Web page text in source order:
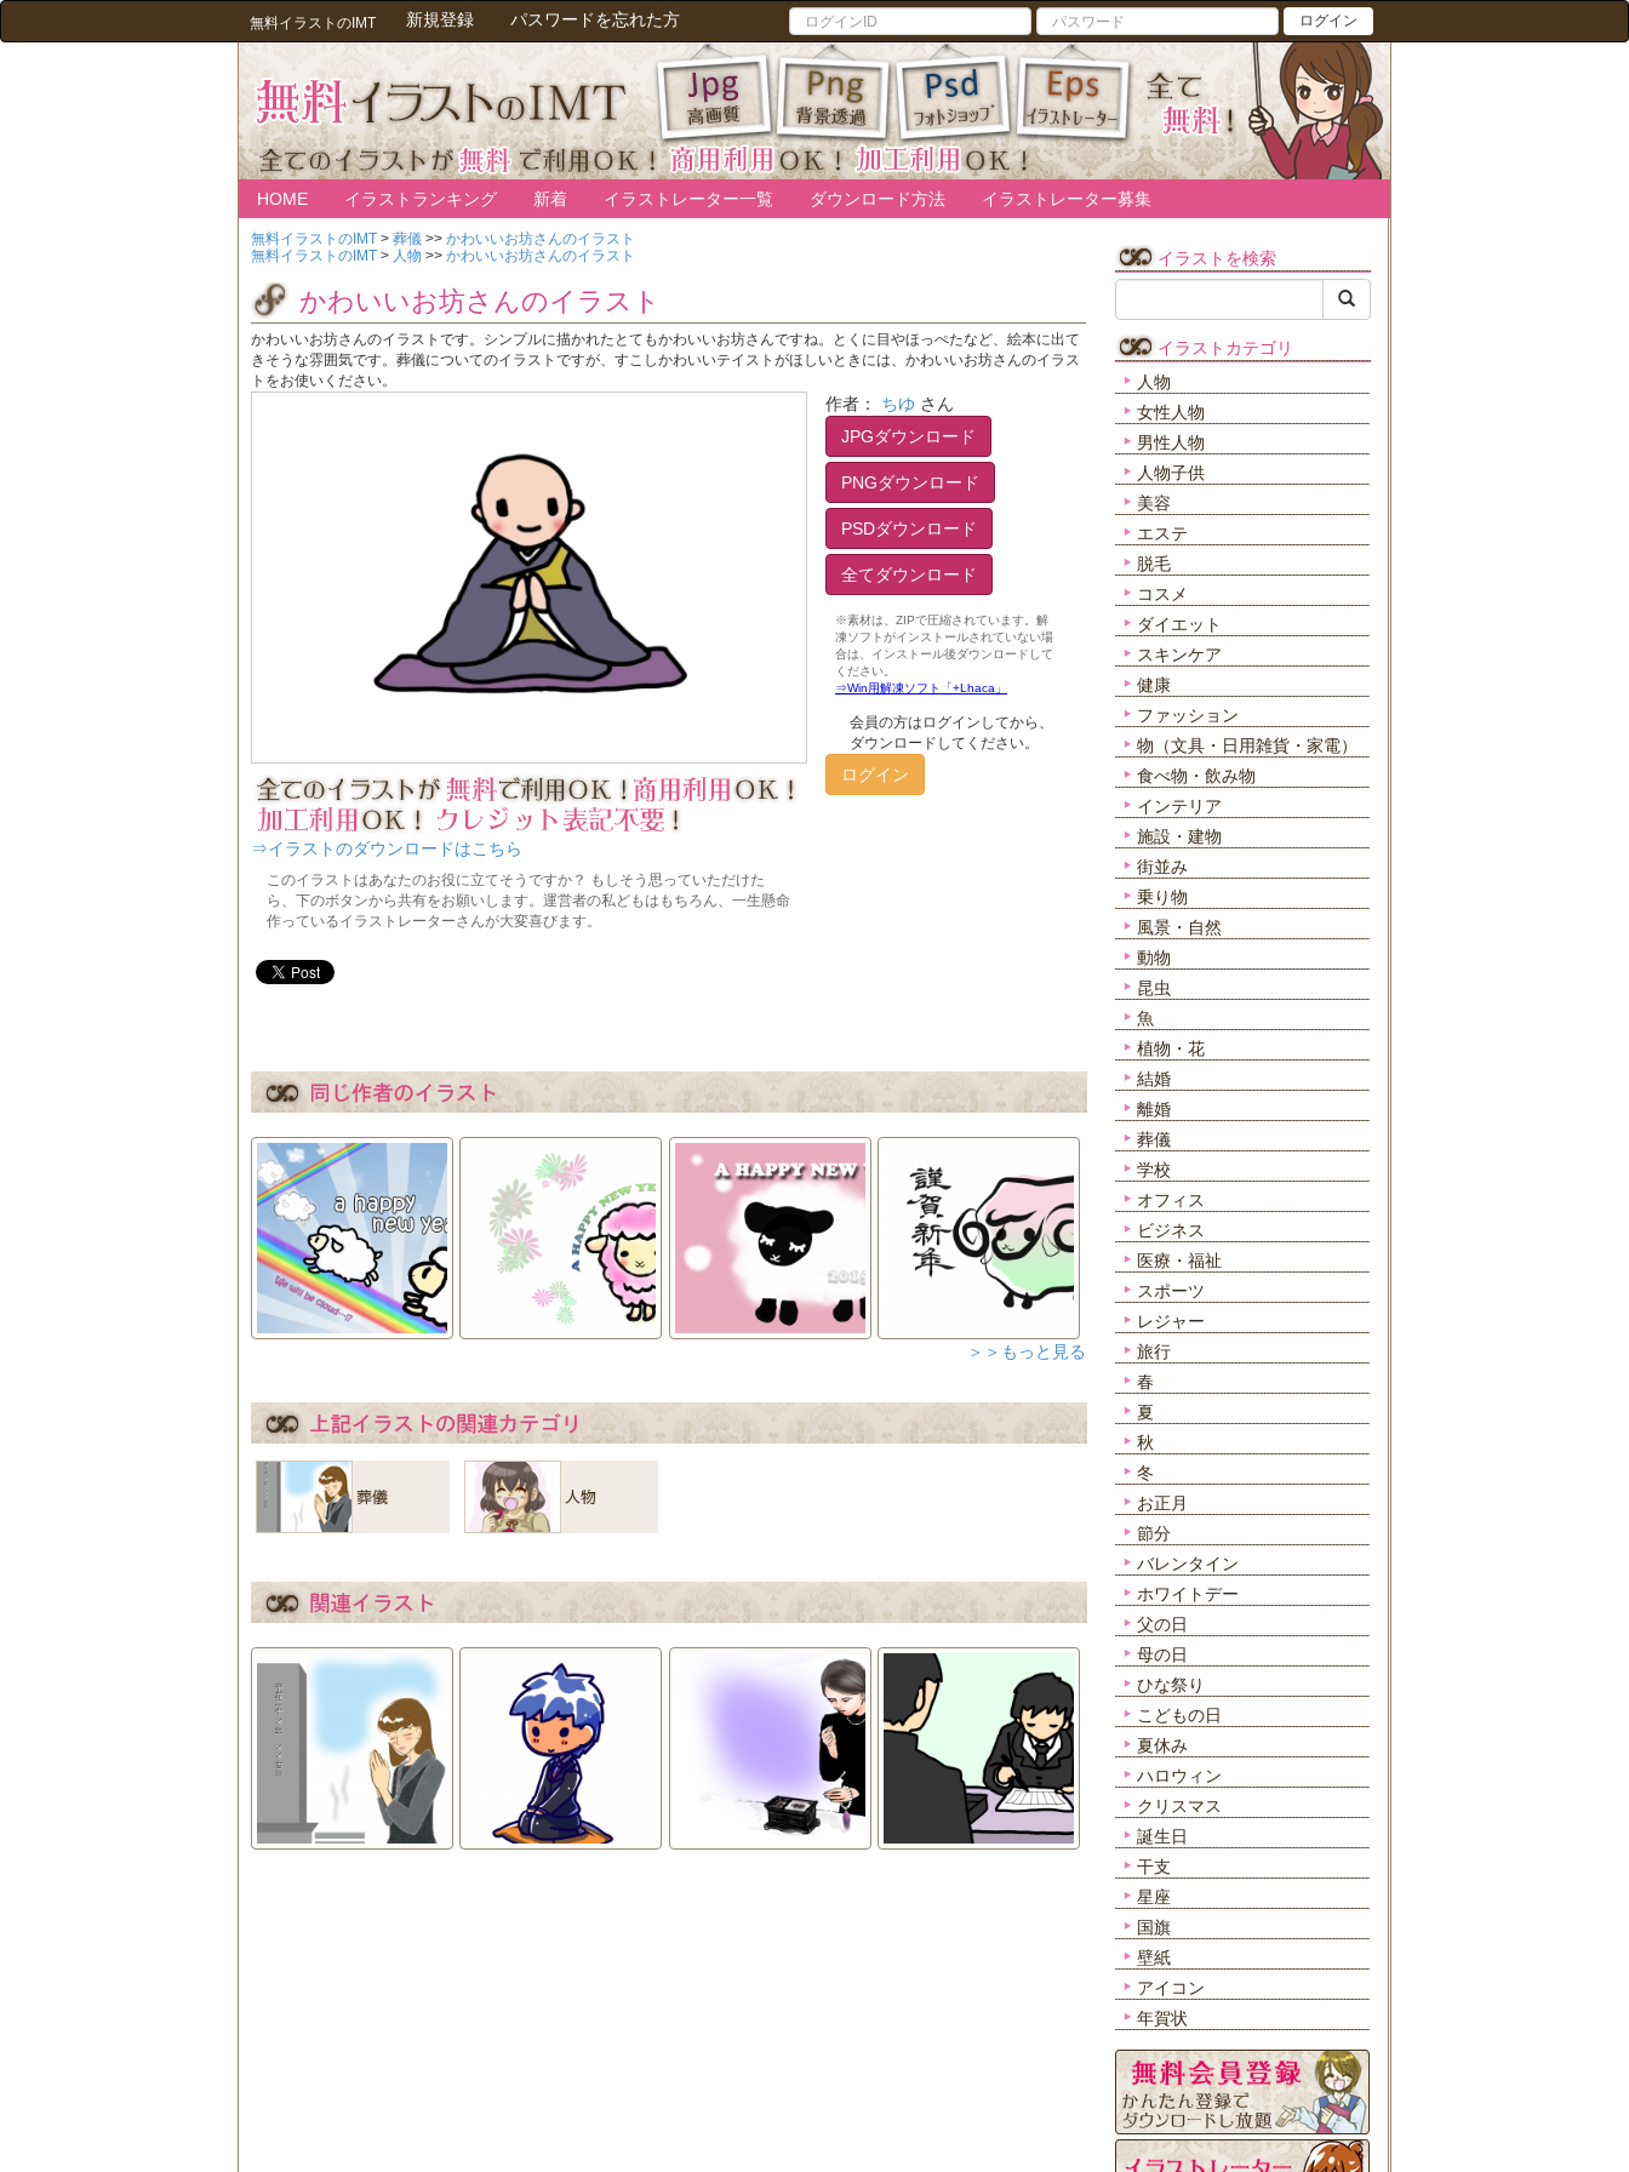
無料イラストのIMT 新規登録 パスワードを忘れた方 ログイン
HOME イラストランキング 新着 イラストレーター一覧 ダウンロード方法 イラストレーター募集
無料イラストのIMT > 葬儀 >> かわいいお坊さんのイラスト
無料イラストのIMT > 人物 >> かわいいお坊さんのイラスト
かわいいお坊さんのイラスト
かわいいお坊さんのイラストです。シンプルに描かれたとてもかわいいお坊さんですね。とくに目やほっぺたなど、絵本に出て
きそうな雰囲気です。葬儀についてのイラストですが、すこしかわいいテイストがほしいときには、かわいいお坊さんのイラス
トをお使いください。
⇒イラストのダウンロードはこちら
作者： ちゆ さん
JPGダウンロード
PNGダウンロード
PSDダウンロード
全てダウンロード
会員の方はログインしてから、
ダウンロードしてください。
ログイン
＞＞もっと見る
イラストを検索
イラストカテゴリ
人物
女性人物
男性人物
人物子供
美容
エステ
脱毛
コスメ
ダイエット
スキンケア
健康
ファッション
物（文具・日用雑貨・家電）
食べ物・飲み物
インテリア
施設・建物
街並み
乗り物
風景・自然
動物
昆虫
魚
植物・花
結婚
離婚
葬儀
学校
オフィス
ビジネス
医療・福祉
スポーツ
レジャー
旅行
春
夏
秋
冬
お正月
節分
バレンタイン
ホワイトデー
父の日
母の日
ひな祭り
こどもの日
夏休み
ハロウィン
クリスマス
誕生日
干支
星座
国旗
壁紙
アイコン
年賀状